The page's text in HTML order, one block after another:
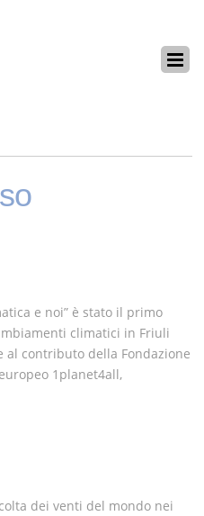
e noi” è stato il primo
climatici in Friuli
al contributo della Fondazione
1planet4all,
dei venti del mondo nei